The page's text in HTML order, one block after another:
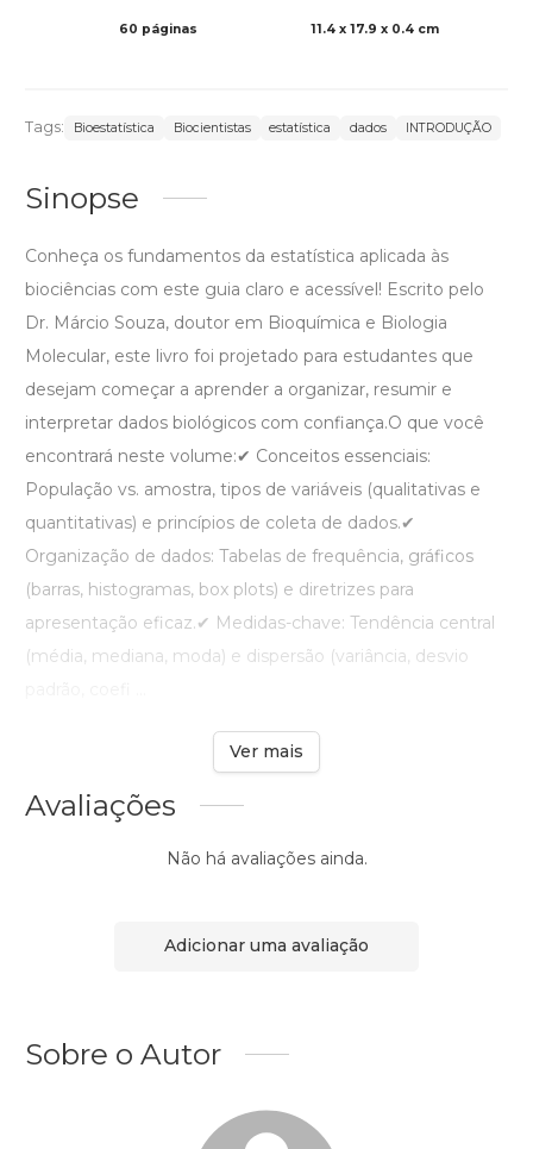
60 páginas 11.4 x 17.9 x 0.4 cm
Tags: Bioestatística Biocientistas estatística dados INTRODUÇÃO
Sinopse
Conheça os fundamentos da estatística aplicada às
biociências com este guia claro e acessível! Escrito pelo
Dr. Márcio Souza, doutor em Bioquímica e Biologia
Molecular, este livro foi projetado para estudantes que
desejam começar a aprender a organizar, resumir e
interpretar dados biológicos com confiança.O que você
encontrará neste volume:✔ Conceitos essenciais:
População vs. amostra, tipos de variáveis (qualitativas e
quantitativas) e princípios de coleta de dados.✔
Organização de dados: Tabelas de frequência, gráficos
(barras, histogramas, box plots) e diretrizes para
apresentação eficaz.✔ Medidas-chave: Tendência central
(média, mediana, moda) e dispersão (variância, desvio
Ver mais
Avaliações
Não há avaliações ainda.
Adicionar uma avaliação
Sobre o Autor